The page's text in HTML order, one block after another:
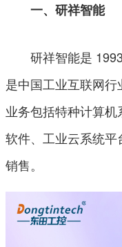
一、研祥智能
研祥智能是 1993
是中国工业互联网
业务包括特种计算
软件、工业云系统
销售。